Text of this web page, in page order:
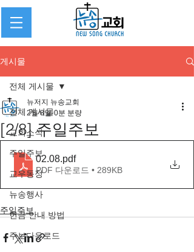
게시물
전체 게시물
교회소식
주일주보
교우동정
뉴송행사
헌금 안내 방법
주보다운로드
전체 게시물
[2/8] 주일주보
뉴저지 뉴송교회
2월 8일 0분 분량
02.08.pdf
PDF 다운로드 • 289KB
주일주보